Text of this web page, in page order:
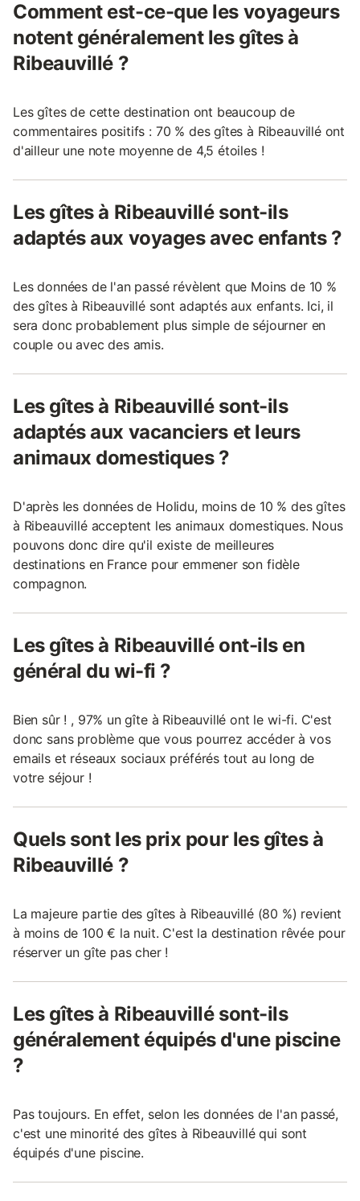
Comment est-ce-que les voyageurs
notent généralement les gîtes à
Ribeauvillé ?
Les gîtes de cette destination ont beaucoup de
commentaires positifs : 70 % des gîtes à Ribeauvillé ont
d'ailleur une note moyenne de 4,5 étoiles !
Les gîtes à Ribeauvillé sont-ils
adaptés aux voyages avec enfants ?
Les données de l'an passé révèlent que Moins de 10 %
des gîtes à Ribeauvillé sont adaptés aux enfants. Ici, il
sera donc probablement plus simple de séjourner en
couple ou avec des amis.
Les gîtes à Ribeauvillé sont-ils
adaptés aux vacanciers et leurs
animaux domestiques ?
D'après les données de Holidu, moins de 10 % des gîtes
à Ribeauvillé acceptent les animaux domestiques. Nous
pouvons donc dire qu'il existe de meilleures
destinations en France pour emmener son fidèle
compagnon.
Les gîtes à Ribeauvillé ont-ils en
général du wi-fi ?
Bien sûr ! , 97% un gîte à Ribeauvillé ont le wi-fi. C'est
donc sans problème que vous pourrez accéder à vos
emails et réseaux sociaux préférés tout au long de
votre séjour !
Quels sont les prix pour les gîtes à
Ribeauvillé ?
La majeure partie des gîtes à Ribeauvillé (80 %) revient
à moins de 100 € la nuit. C'est la destination rêvée pour
réserver un gîte pas cher !
Les gîtes à Ribeauvillé sont-ils
généralement équipés d'une piscine
?
Pas toujours. En effet, selon les données de l'an passé,
c'est une minorité des gîtes à Ribeauvillé qui sont
équipés d'une piscine.